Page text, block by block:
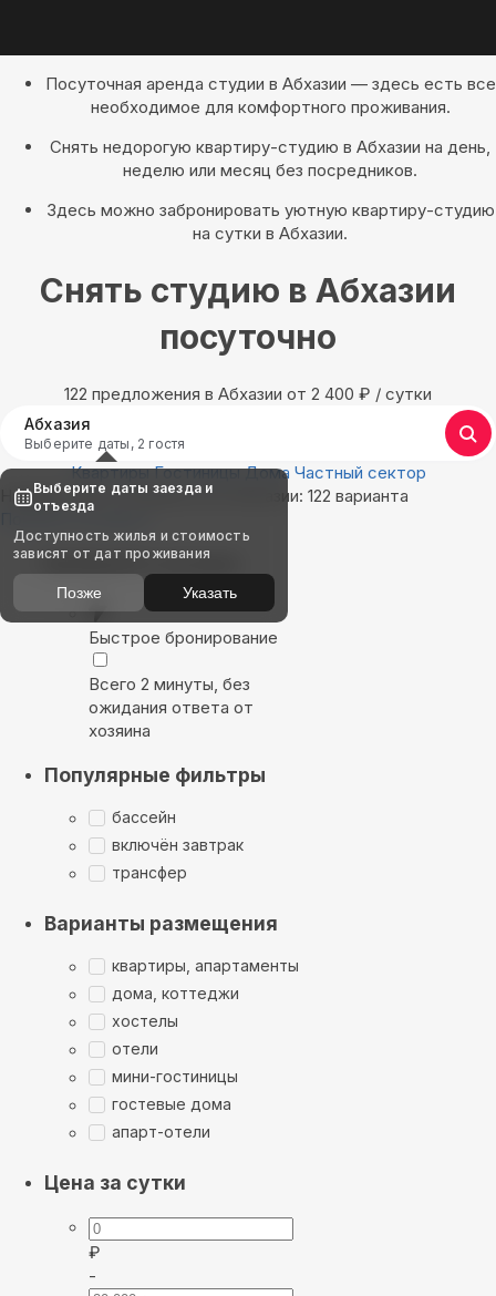
Посуточная аренда студии в Абхазии — здесь есть все
необходимое для комфортного проживания.
Снять недорогую квартиру-студию в Абхазии на день,
неделю или месяц без посредников.
Здесь можно забронировать уютную квартиру-студию
на сутки в Абхазии.
Снять студию в Абхазии
посуточно
122 предложения в Абхазии oт 2 400 ₽ / сутки
Абхазия
Выберите даты, 2 гостя
Квартиры Гостиницы Дома Частный сектор
Найдём, где остановиться в Абхазии: 122 варианта
Показать на карте
Выбирайте лучшее
Быстрое бронирование
Всего 2 минуты, без
ожидания ответа от
хозяина
Популярные фильтры
бассейн
включён завтрак
трансфер
Варианты размещения
квартиры, апартаменты
дома, коттеджи
хостелы
отели
мини-гостиницы
гостевые дома
апарт-отели
Цена за сутки
₽
-
Выберите даты заезда и
отъезда
Доступность жилья и стоимость
зависят от дат проживания
Позже Указать